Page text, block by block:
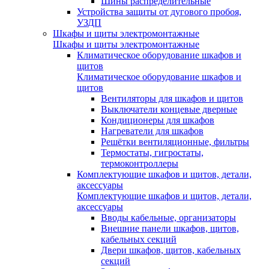
Устройства защиты от дугового пробоя,
УЗДП
Шкафы и щиты электромонтажные
Шкафы и щиты электромонтажные
Климатическое оборудование шкафов и
щитов
Климатическое оборудование шкафов и
щитов
Вентиляторы для шкафов и щитов
Выключатели концевые дверные
Кондиционеры для шкафов
Нагреватели для шкафов
Решётки вентиляционные, фильтры
Термостаты, гигростаты,
термоконтроллеры
Комплектующие шкафов и щитов, детали,
аксессуары
Комплектующие шкафов и щитов, детали,
аксессуары
Вводы кабельные, организаторы
Внешние панели шкафов, щитов,
кабельных секций
Двери шкафов, щитов, кабельных
секций